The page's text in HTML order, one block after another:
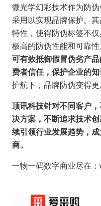
微光学幻彩技术作为防
采用以实现品牌保护。
特性，使得防伪标签不
极高的防伪性能和可靠性
可有效抵御假冒伪劣产
费者信任，保护企业的知
护航下，品牌防伪变得更
顶讯科技针对不同客户
决方案，不断追求技术
续引领行业发展趋势，
商。
一物一码数字商业尽在